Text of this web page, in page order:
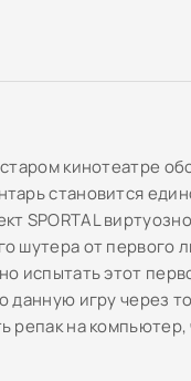
кинотеатре
становится
SPORTAL
шутера от первого
испытать этот
данную игру через
репак на